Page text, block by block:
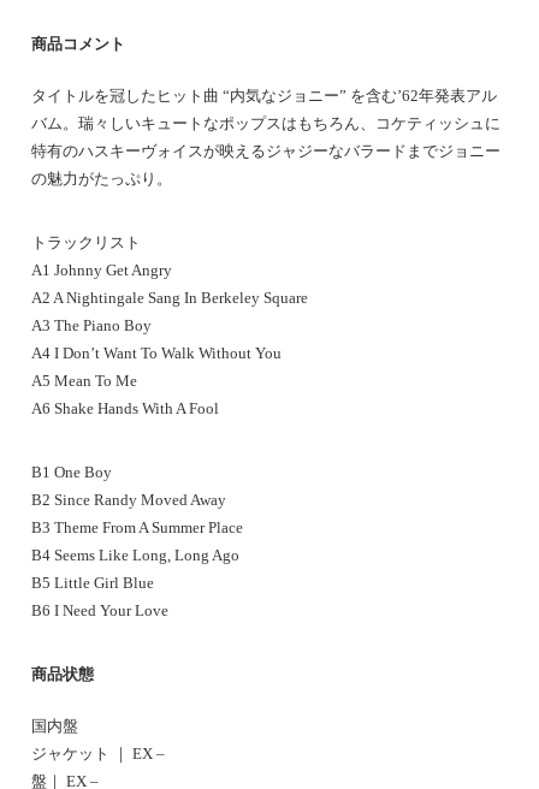
ー
ヤ
商品コメント
タイトルを冠したヒット曲 “内気なジョニー” を含む’62年発表アル
バム。瑞々しいキュートなポップスはもちろん、コケティッシュに
特有のハスキーヴォイスが映えるジャジーなバラードまでジョニー
の魅力がたっぷり。
トラックリスト
A1 Johnny Get Angry
A2 A Nightingale Sang In Berkeley Square
A3 The Piano Boy
A4 I Don’t Want To Walk Without You
A5 Mean To Me
A6 Shake Hands With A Fool
B1 One Boy
B2 Since Randy Moved Away
B3 Theme From A Summer Place
B4 Seems Like Long, Long Ago
B5 Little Girl Blue
B6 I Need Your Love
商品状態
国内盤
ジャケット ｜ EX –
盤｜ EX –